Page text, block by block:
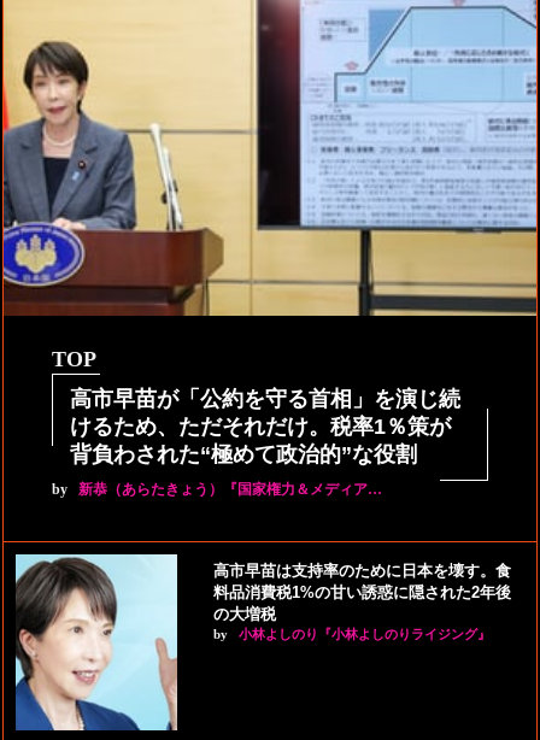
TOP
高市早苗が「公約を守る首相」を演じ続
けるため、ただそれだけ。税率1％策が
背負わされた“極めて政治的”な役割
by 新恭（あらたきょう）『国家権力＆メディア…
高市早苗は支持率のために日本を壊す。食
料品消費税1%の甘い誘惑に隠された2年後
の大増税
by 小林よしのり『小林よしのりライジング』